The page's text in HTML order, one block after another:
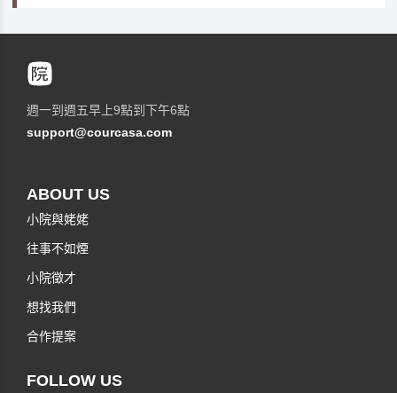
週一到週五早上9點到下午6點
support@courcasa.com
ABOUT US
小院與姥姥
往事不如煙
小院徵才
想找我們
合作提案
FOLLOW US